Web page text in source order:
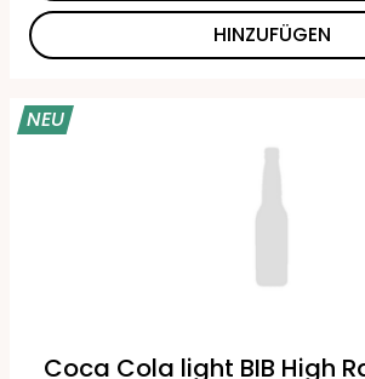
HINZUFÜGEN
NEU
Coca Cola light BIB High